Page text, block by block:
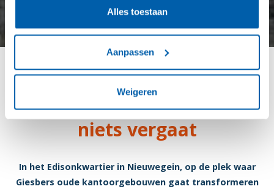
Alles toestaan
Aanpassen
Weigeren
Omnia mutantur, nihil
interit: Alles verandert,
niets vergaat
In het Edisonkwartier in Nieuwegein, op de plek waar
Giesbers oude kantoorgebouwen gaat transformeren